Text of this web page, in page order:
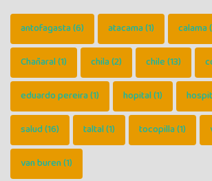
antofagasta(6) atacama(1) calama
Chañaral(1) chila(2) chile(13)
eduardo pereira(1) hopital(1)
salud(16) taltal(1) tocopilla(1)
van buren(1)